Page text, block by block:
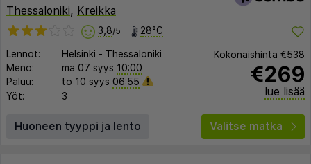
Thessaloniki, Kreikka
3,8/5 28°C
Lennot: Helsinki - Thessaloniki
Meno:
ma 07 syys 10:00
Paluu:
to 10 syys 06:55
Yöt:
3
Kokonaishinta €538
€269
lue lisää
Huoneen tyyppi ja lento Valitse matka